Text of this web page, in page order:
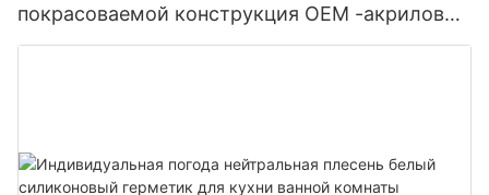
покрасоваемой конструкция OEM -акриловый
герметик силиконовый герметик